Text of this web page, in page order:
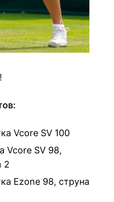
Vcore SV 100
Vcore SV 98,
2
Ezone 98, струна